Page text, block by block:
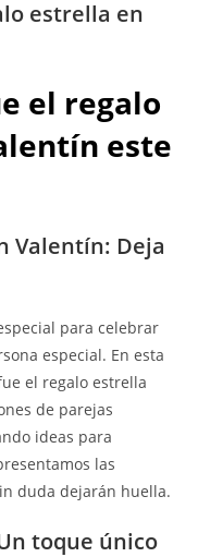
estrella en
el regalo
este
Valentín: Deja
para celebrar
especial. En esta
el regalo estrella
de parejas
ideas para
las
duda dejarán huella.
toque único